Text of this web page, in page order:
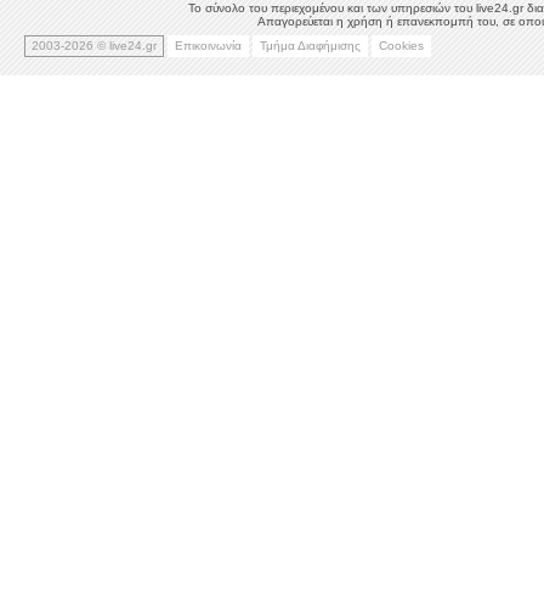
Το σύνολο του περιεχομένου και των υπηρεσιών του live24.gr
Απαγορεύεται η χρήση ή επανεκπομπή του, σε
2003-2026 © live24.gr
Επικοινωνία Τμήμα Διαφήμισης Cookies